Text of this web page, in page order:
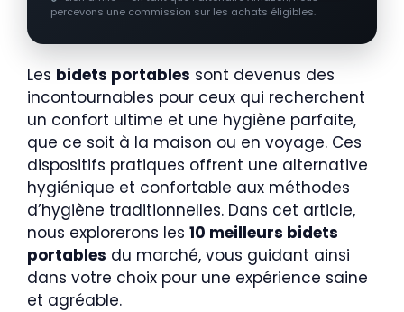
percevons une commission sur les achats éligibles.
Les bidets portables sont devenus des
incontournables pour ceux qui recherchent
un confort ultime et une hygiène parfaite,
que ce soit à la maison ou en voyage. Ces
dispositifs pratiques offrent une alternative
hygiénique et confortable aux méthodes
d’hygiène traditionnelles. Dans cet article,
nous explorerons les 10 meilleurs bidets
portables du marché, vous guidant ainsi
dans votre choix pour une expérience saine
et agréable.